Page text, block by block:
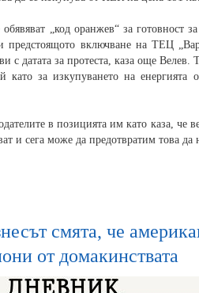
„код оранжев“ за готовност
предстоящото включване на ТЕЦ
с датата за протеста, каза още
като за изкупуването на
в позицията им като каза, че
и сега може да предотвратим това
смята, че
от домакинствата